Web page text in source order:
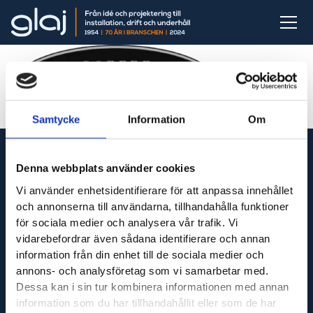
Samtycke Information Om
Denna webbplats använder cookies
Vi använder enhetsidentifierare för att anpassa innehållet
och annonserna till användarna, tillhandahålla funktioner
för sociala medier och analysera vår trafik. Vi
vidarebefordrar även sådana identifierare och annan
information från din enhet till de sociala medier och
annons- och analysföretag som vi samarbetar med.
Dessa kan i sin tur kombinera informationen med annan
information som du har tillhandahållit eller som de har
Vi är din fullservicepartner som levererar produkter
till hela Sverige och utför servicetjänster runt om i
Västsverige.
Adress